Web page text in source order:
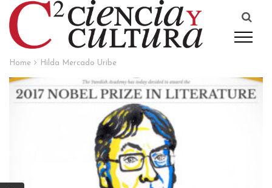
Home Hilda Mercado Uribe